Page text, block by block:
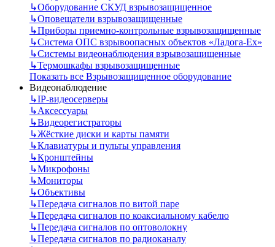
↳Оборудование СКУД взрывозащищенное
↳Оповещатели взрывозащищенные
↳Приборы приемно-контрольные взрывозащищенные
↳Система ОПС взрывоопасных объектов «Ладога-Ex»
↳Системы видеонаблюдения взрывозащищенные
↳Термошкафы взрывозащищенные
Показать все Взрывозащищенное оборудование
Видеонаблюдение
↳IP-видеосерверы
↳Аксессуары
↳Видеорегистраторы
↳Жёсткие диски и карты памяти
↳Клавиатуры и пульты управления
↳Кронштейны
↳Микрофоны
↳Мониторы
↳Объективы
↳Передача сигналов по витой паре
↳Передача сигналов по коаксиальному кабелю
↳Передача сигналов по оптоволокну
↳Передача сигналов по радиоканалу